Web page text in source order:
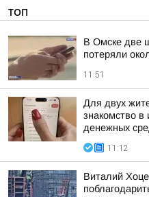
ТОП
В Омске две
потеряли
11:51
Для двух
знакомство в
денежных
11:12
Виталий